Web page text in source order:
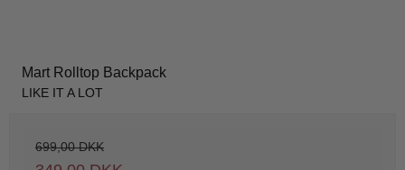
Mart Rolltop Backpack
LIKE IT A LOT
699,00 DKK